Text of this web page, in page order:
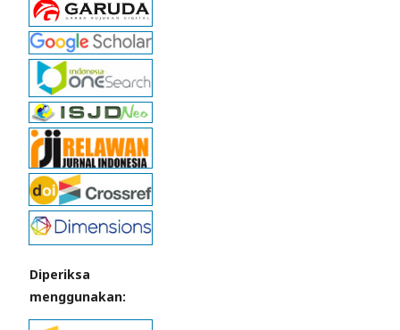
Diperiksa
menggunakan: